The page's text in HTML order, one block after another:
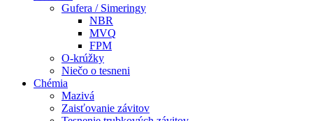
Gufera / Simeringy
NBR
MVQ
FPM
O-krúžky
Niečo o tesneni
Chémia
Mazivá
Zaisťovanie závitov